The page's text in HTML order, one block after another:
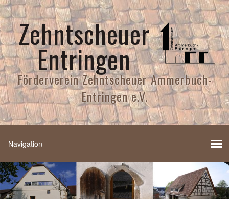
Zehntscheuer
Entringen
Förderverein Zehntscheuer Ammerbuch-
Entringen e.V.